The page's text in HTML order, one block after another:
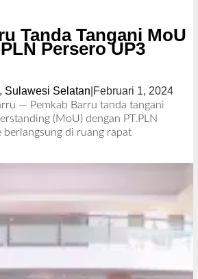
Tanda Tangani MoU
Persero UP3
, Sulawesi Selatan Februari 1, 2024o
k
s
i
— Pemkab Barru tanda tangani
(MoU) dengan PT.PLN
berlangsung di ruang rapat